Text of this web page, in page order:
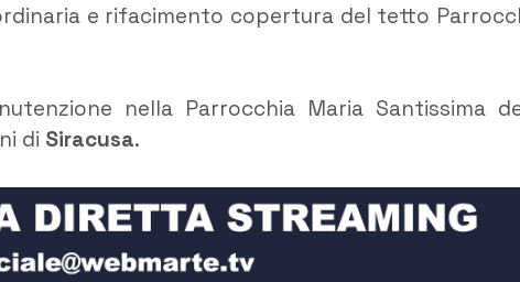
e rifacimento copertura del tetto
nella Parrocchia Maria Santissima
di Siracusa.